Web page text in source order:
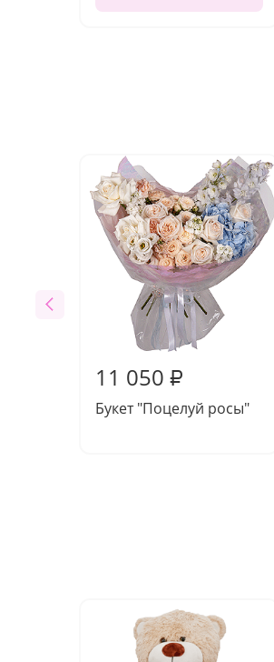
11 050 ₽
Букет "Поцелуй росы"